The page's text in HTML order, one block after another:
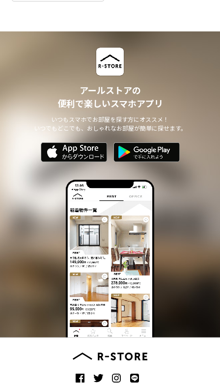
アールストアの
便利で楽しいスマホアプリ
いつもスマホでお部屋を探す方にオススメ！
いつでもどこでも、おしゃれなお部屋が簡単に探せます。